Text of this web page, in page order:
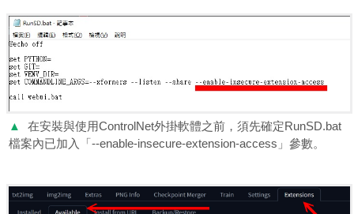
▲
在安裝與使用ControlNet外掛軟體之前，須先確定RunSD.bat
檔案內已加入「--enable-insecure-extension-access」參數。